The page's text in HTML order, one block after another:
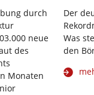
durch
neue
des
Monaten
Der
Was
den